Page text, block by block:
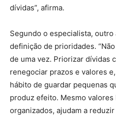
dívidas”, afirma.
Segundo o especialista,
definição de prioridades.
de uma vez. Priorizar dívidas
renegociar prazos e valores
hábito de guardar pequenas
produz efeito. Mesmo valores
organizados, ajudam a